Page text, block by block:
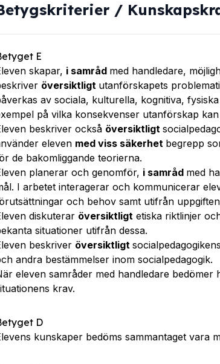
/
E
skapar, i samråd med handledare,
översiktligt utanförskapets
av sociala, kulturella, kognitiva,
på vilka konsekvenser utanförskap
beskriver också översiktligt
eleven med viss säkerhet begrepp
de bakomliggande teorierna.
planerar och genomför, i samråd med
I arbetet interagerar och kommunicerar
och behov samt utifrån
diskuterar översiktligt etiska riktlinjer
situationer utifrån dessa.
beskriver översiktligt
andra bestämmelser inom socialpedagogik.
eleven samråder med handledare bedömer
krav.
D
kunskaper bedöms sammantaget vara